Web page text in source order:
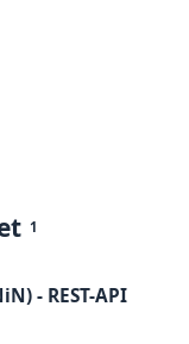
1
- REST-API